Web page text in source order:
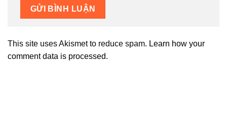
This site uses Akismet to reduce spam. Learn how your
comment data is processed.